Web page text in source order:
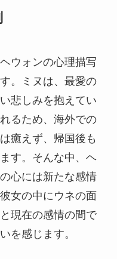
ウォンの心理描写
。ミヌは、最愛の
悲しみを抱えてい
るため、海外での
癒えず、帰国後も
す。そんな中、ヘ
心には新たな感情
女の中にウネの面
現在の感情の間で
を感じます。